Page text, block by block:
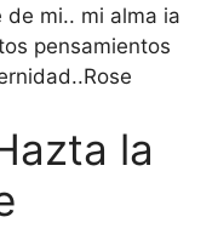
de mi.. mi alma ia
pensamientos
la